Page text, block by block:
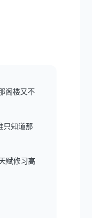
阁楼又不
只知道那
赋修习高